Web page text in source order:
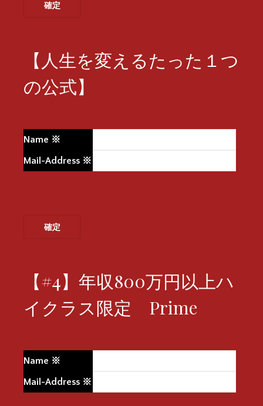
【人生を変えるたった１つ
の公式】
Name ※
Mail-Address ※
【#4】年収800万円以上ハ
イクラス限定 Prime
Name ※
Mail-Address ※